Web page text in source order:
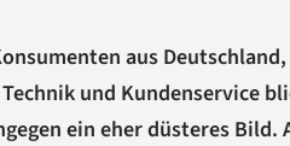
aus
und Kundenservice
ein eher düsteres Bild.